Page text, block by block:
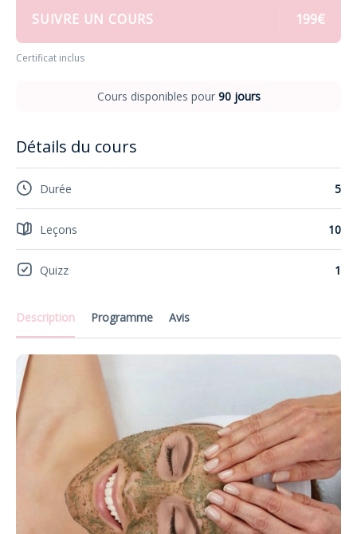
Description Programme Avis
SUIVRE UN COURS 199€
Certificat inclus
Cours disponibles pour 90 jours
Détails du cours
Durée 5
Leçons 10
Quizz 1